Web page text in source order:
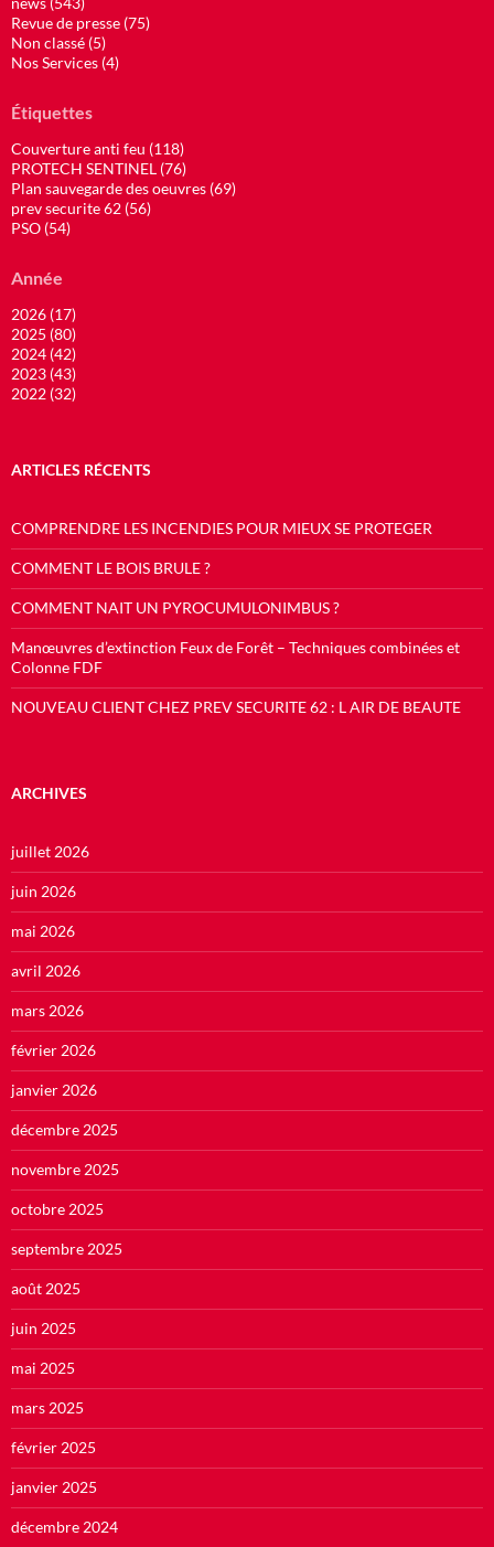
Revue de presse (75)
Non classé (5)
Nos Services (4)
Étiquettes
Couverture anti feu (118)
PROTECH SENTINEL (76)
Plan sauvegarde des oeuvres (69)
prev securite 62 (56)
PSO (54)
Année
2026 (17)
2025 (80)
2024 (42)
2023 (43)
2022 (32)
ARTICLES RÉCENTS
COMPRENDRE LES INCENDIES POUR MIEUX SE PROTEGER
COMMENT LE BOIS BRULE ?
COMMENT NAIT UN PYROCUMULONIMBUS ?
Manœuvres d’extinction Feux de Forêt – Techniques combinées et
Colonne FDF
NOUVEAU CLIENT CHEZ PREV SECURITE 62 : L AIR DE BEAUTE
ARCHIVES
juillet 2026
juin 2026
mai 2026
avril 2026
mars 2026
février 2026
janvier 2026
décembre 2025
novembre 2025
octobre 2025
septembre 2025
août 2025
juin 2025
mai 2025
mars 2025
février 2025
janvier 2025
décembre 2024